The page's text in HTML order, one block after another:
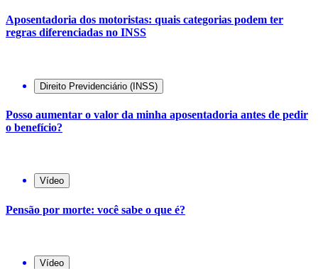
Aposentadoria dos motoristas: quais categorias podem ter
regras diferenciadas no INSS
Direito Previdenciário (INSS)
Posso aumentar o valor da minha aposentadoria antes de pedir
o benefício?
Vídeo
Pensão por morte: você sabe o que é?
Vídeo